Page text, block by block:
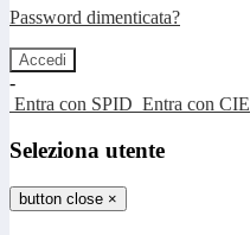
Password dimenticata?
-
Entra con SPID Entra con CIE
Seleziona utente
button close ×